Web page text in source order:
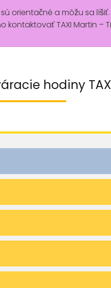
orientačné a môžu sa
TAXI Martin –
hodiny